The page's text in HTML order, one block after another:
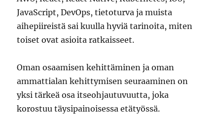
JavaScript, DevOps, tietoturva ja muista
aihepiireistä sai kuulla hyviä tarinoita, miten
toiset ovat asioita ratkaisseet.
Oman osaamisen kehittäminen ja oman
ammattialan kehittymisen seuraaminen on
yksi tärkeä osa itseohjautuvuutta, joka
korostuu täysipainoisessa etätyössä.